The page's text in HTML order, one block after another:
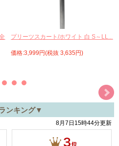
プリーツスカート/ホワイト 白 S～LL...
価格:3,999円(税抜 3,635円)
ンキング▼